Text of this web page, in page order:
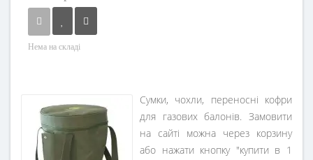
Нема на складі
Сумки, чохли, переносні кофри
для газових балонів. Замовити
на сайті можна через корзину
або нажати кнопку "купити в 1